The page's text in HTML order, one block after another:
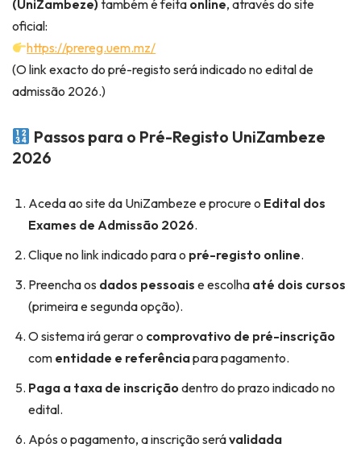
(UniZambeze) também é feita online, através do site
oficial:
https://prereg.uem.mz/
(O link exacto do pré-registo será indicado no edital de
admissão 2026.)
Passos para o Pré-Registo UniZambeze
2026
Aceda ao site da UniZambeze e procure o Edital dos
Exames de Admissão 2026.
Clique no link indicado para o pré-registo online.
Preencha os dados pessoais e escolha até dois cursos
(primeira e segunda opção).
O sistema irá gerar o comprovativo de pré-inscrição
com entidade e referênciapara pagamento.
Paga a taxa de inscrição dentro do prazo indicado no
edital.
Após o pagamento, a inscrição serávalidada